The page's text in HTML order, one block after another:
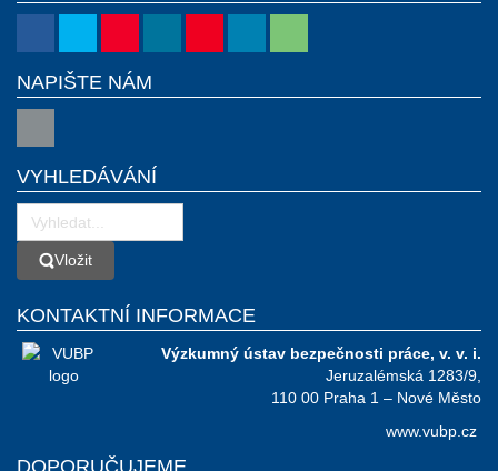
NAPIŠTE NÁM
VYHLEDÁVÁNÍ
VložitVložit
KONTAKTNÍ INFORMACE
Výzkumný ústav bezpečnosti práce, v. v. i.
Jeruzalémská 1283/9,
110 00 Praha 1 – Nové Město
www.vubp.cz
DOPORUČUJEME